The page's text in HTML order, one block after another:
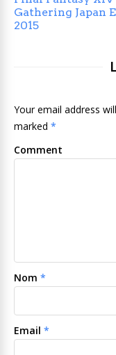
Gathering Japan
2015
Your email address
marked *
Comment
Nom *
Email *